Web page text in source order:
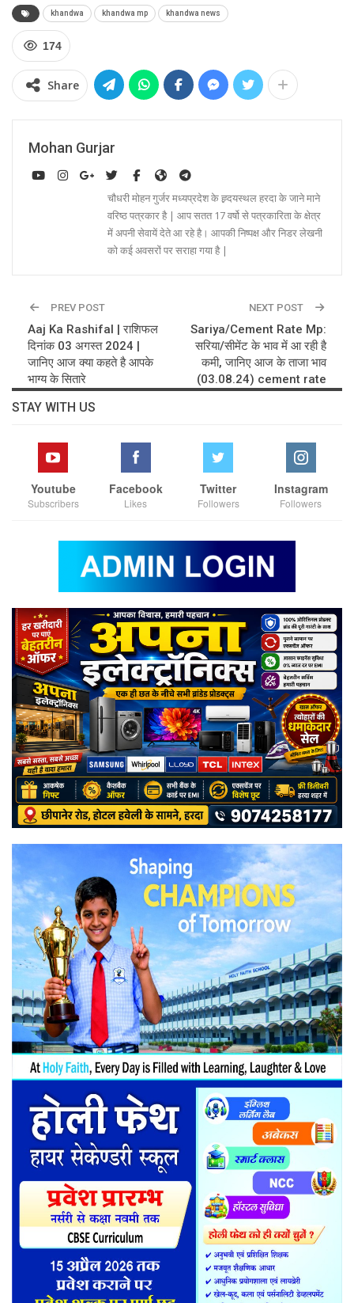
khandwa khandwa mp khandwa news
174
Share
Mohan Gurjar
चौधरी मोहन गुर्जर मध्यप्रदेश के ह्र्दयस्थल हरदा के जाने माने
वरिष्ठ पत्रकार है | आप सतत 17 वर्षो से पत्रकारिता के क्षेत्र
में अपनी सेवायें देते आ रहे है। आपकी निष्पक्ष और निडर लेखनी
को कई अवसरों पर सराहा गया है |
PREV POST
Aaj Ka Rashifal | राशिफल
दिनांक 03 अगस्त 2024 |
जानिए आज क्या कहते है आपके
भाग्य के सितारे
NEXT POST
Sariya/Cement Rate Mp:
सरिया/सीमेंट के भाव में आ रही है
कमी, जानिए आज के ताजा भाव
(03.08.24) cement rate
STAY WITH US
Youtube
Subscribers
Facebook
Likes
Twitter
Followers
Instagram
Followers